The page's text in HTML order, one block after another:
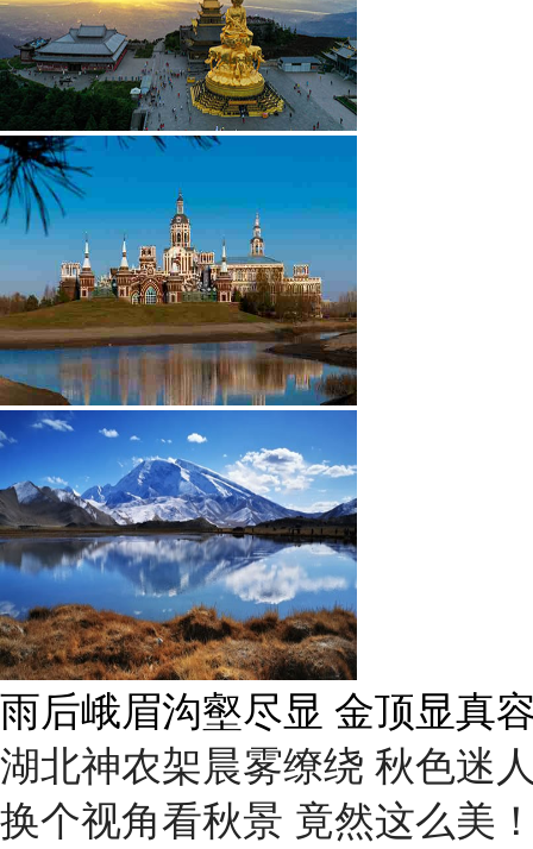
雨后峨眉沟壑尽显 金顶显真
湖北神农架晨雾缭绕 秋色迷
换个视角看秋景 竟然这么美